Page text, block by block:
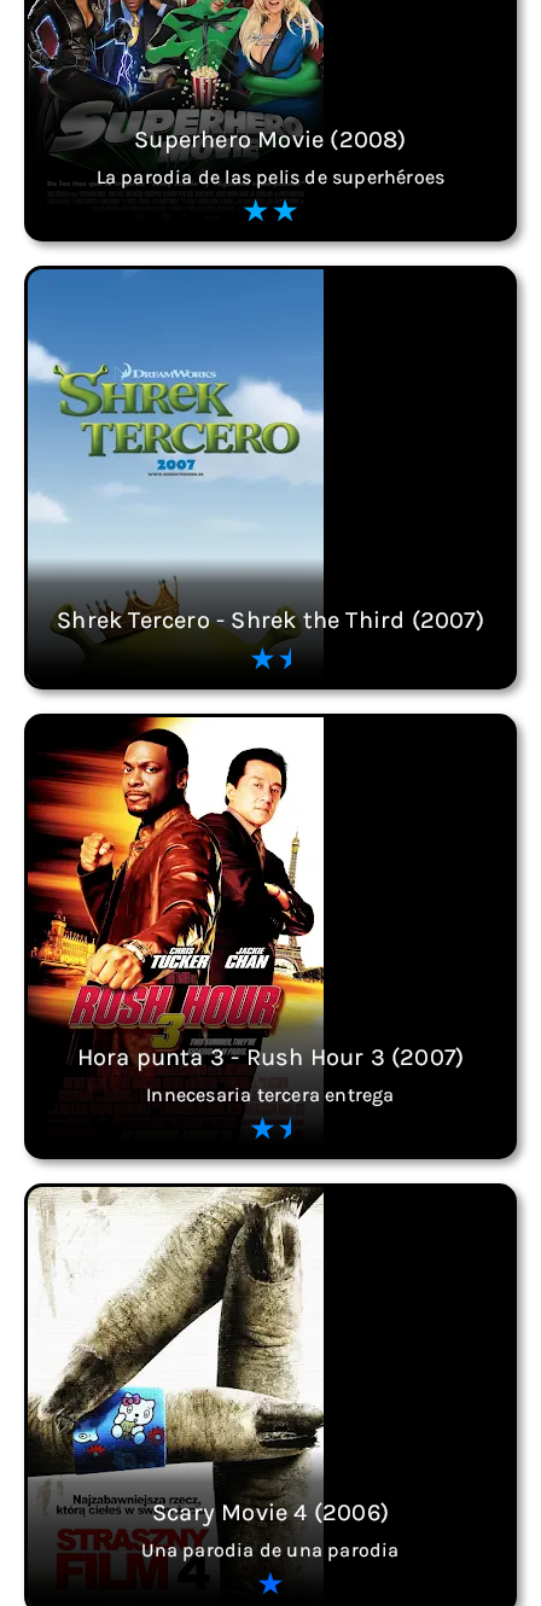
Superhero Movie (2008)
La parodia de las pelis de superhéroes
Shrek Tercero - Shrek the Third (2007)
Hora punta 3 - Rush Hour 3 (2007)
Innecesaria tercera entrega
Scary Movie 4 (2006)
Una parodia de una parodia